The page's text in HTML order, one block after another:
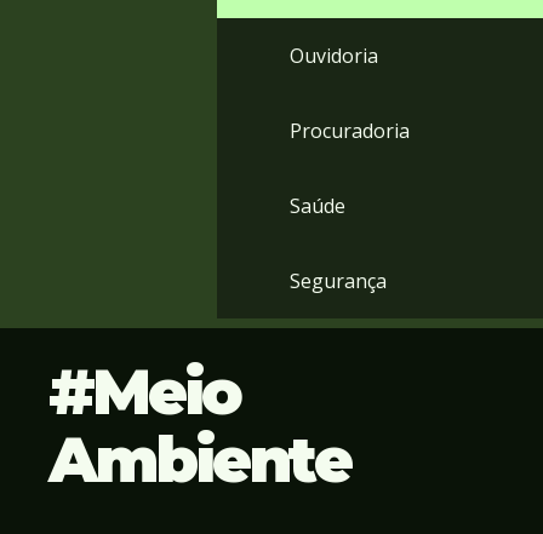
Ouvidoria
Procuradoria
Saúde
Segurança
Meio
Ambiente